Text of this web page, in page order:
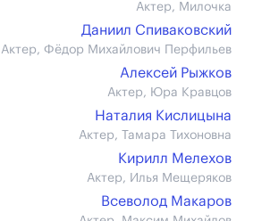
Актер, Милочка
Даниил Спиваковский
Актер, Фёдор Михайлович Перфильев
Алексей Рыжков
Актер, Юра Кравцов
Наталия Кислицына
Актер, Тамара Тихоновна
Кирилл Мелехов
Актер, Илья Мещеряков
Всеволод Макаров